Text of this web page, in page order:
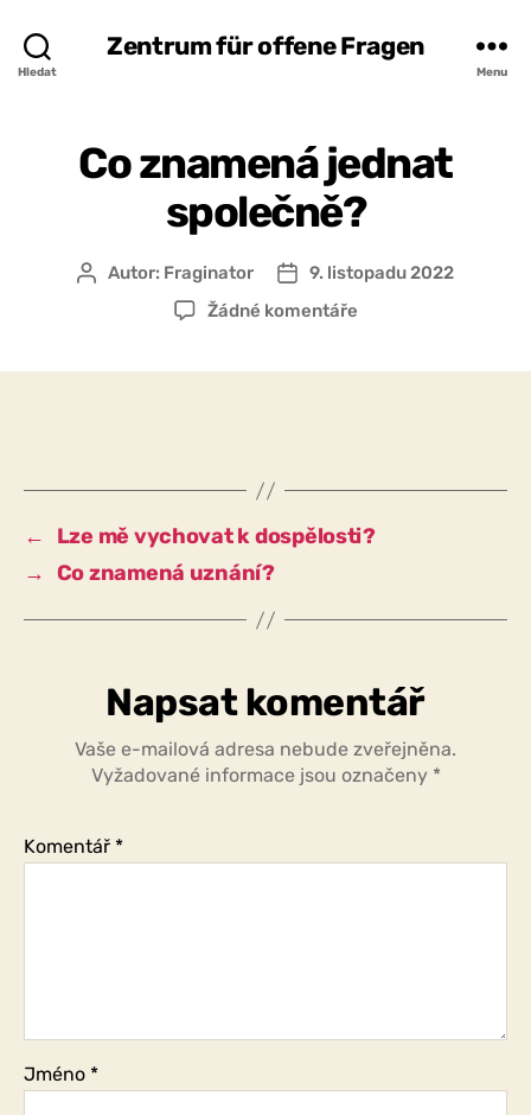
Hledat
Zentrum für offene Fragen
Menu
Co znamená jednat
společně?
AutorAutor: Fraginator
Datum
příspěvku
9. listopadu 2022
Žádné komentářeu
společně?
←
Lze mě vychovat k dospělosti?
→ Co znamená uznání?
Napsat komentář
Vaše e-mailová adresa nebude zveřejněna.
Vyžadované informace jsou označeny *
Komentář *
Jméno *